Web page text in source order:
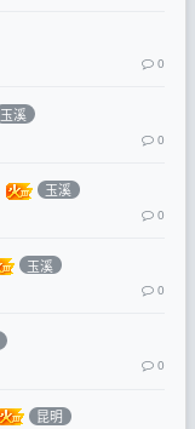
0
玉溪
0
玉溪
0
玉溪
0
0
昆明